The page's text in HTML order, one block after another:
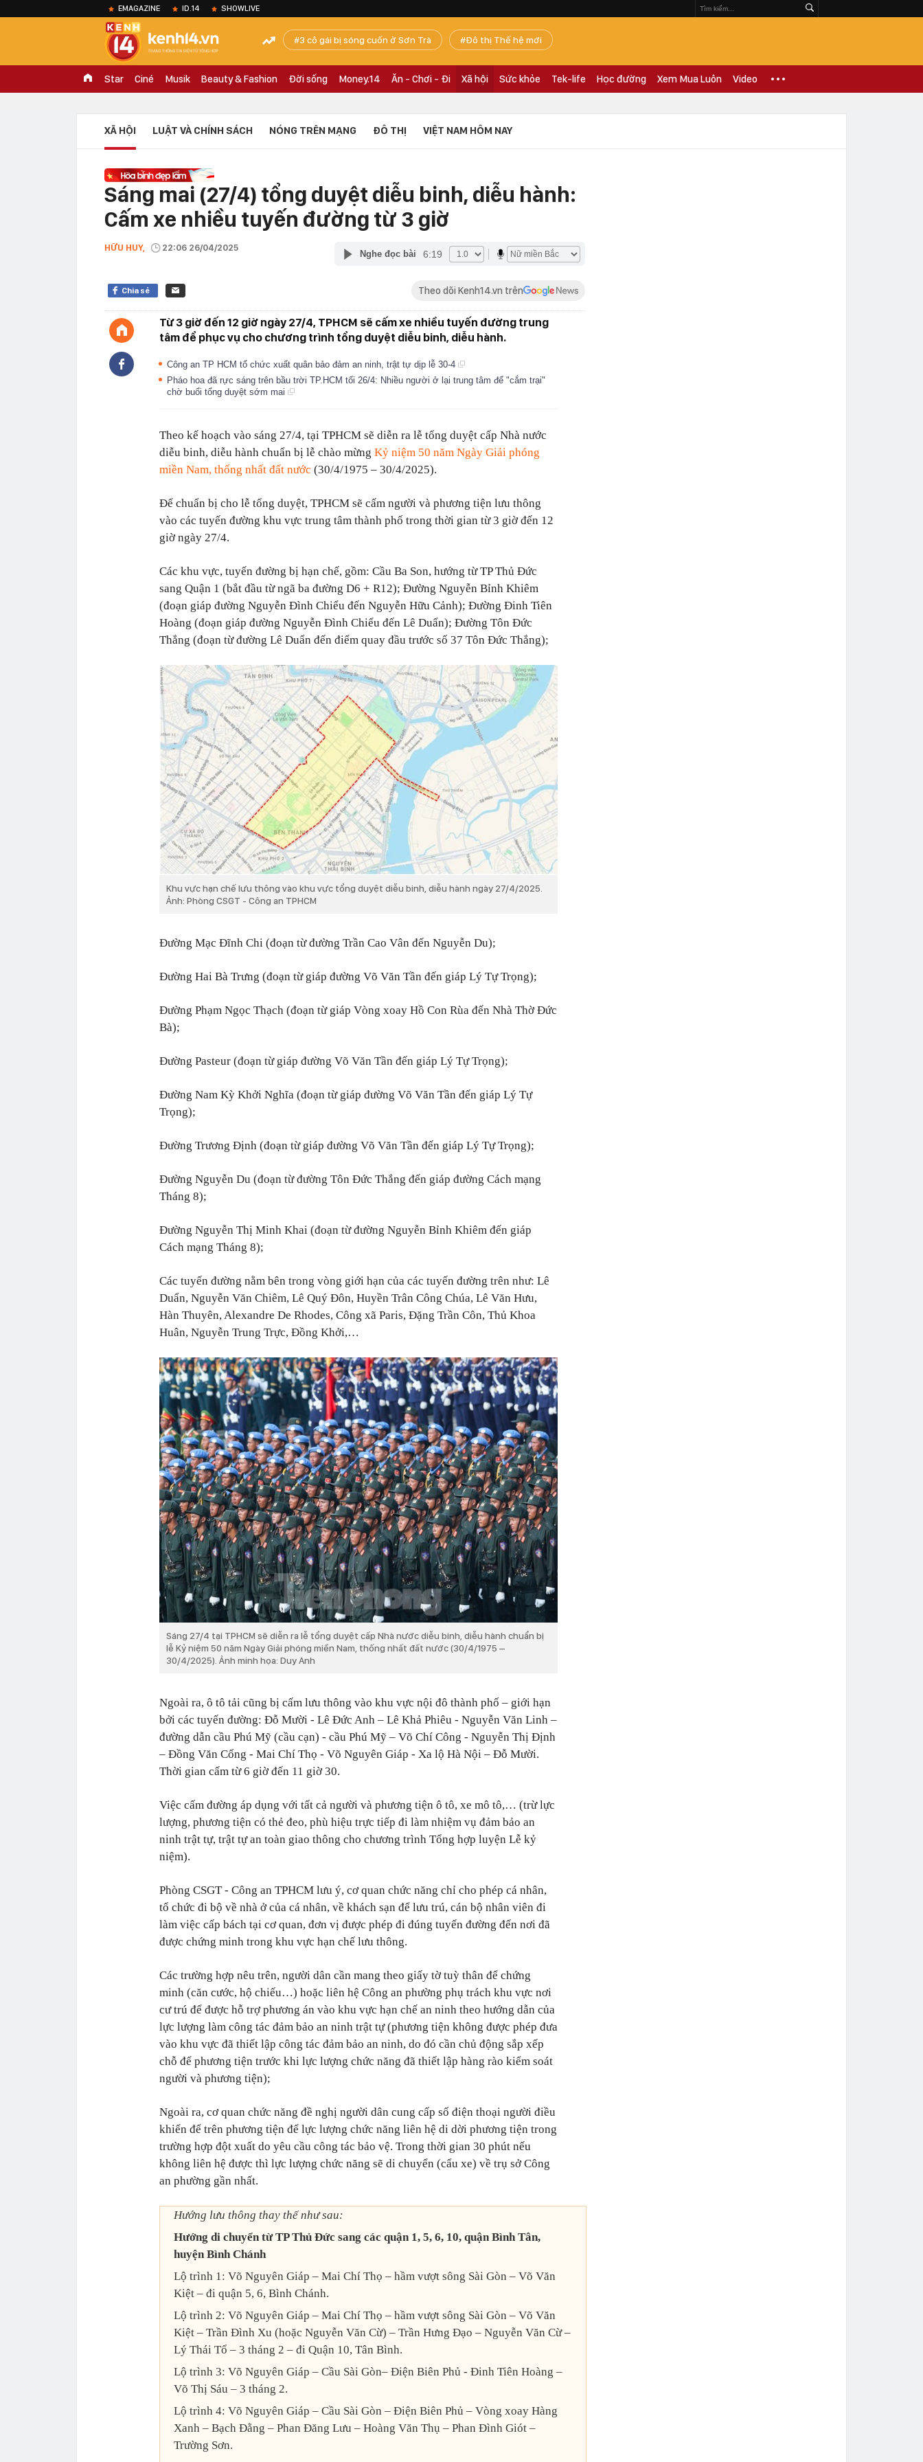
EMAGAZINE ID.14 SHOWLIVE
3 cô gái bị sóng cuốn ở Sơn Trà Đô thị Thế hệ mới
Star Ciné Musik Beauty & Fashion Đời sống Money.14 Ăn - Chơi - Đi Xã hội Sức khỏe Tek-life Học đường Xem Mua Luôn Video
XÃ HỘI LUẬT VÀ CHÍNH SÁCH NÓNG TRÊN MẠNG ĐÔ THỊ VIỆT NAM HÔM NAY
Sáng mai (27/4) tổng duyệt diễu binh, diễu hành:
Cấm xe nhiều tuyến đường từ 3 giờ
HỮU HUY, 22:06 26/04/2025
Nghe đọc bài 6:19
Chia sẻ Theo dõi Kenh14.vn trên
Từ 3 giờ đến 12 giờ ngày 27/4, TPHCM sẽ cấm xe nhiều tuyến đường trung
tâm để phục vụ cho chương trình tổng duyệt diễu binh, diễu hành.
Công an TP HCM tổ chức xuất quân bảo đảm an ninh, trật tự dịp lễ 30-4
Pháo hoa đã rực sáng trên bầu trời TP.HCM tối 26/4: Nhiều người ở lại trung tâm để "cắm trại"
chờ buổi tổng duyệt sớm mai
Theo kế hoạch vào sáng 27/4, tại TPHCM sẽ diễn ra lễ tổng duyệt cấp Nhà nước
diễu binh, diễu hành chuẩn bị lễ chào mừng Kỷ niệm 50 năm Ngày Giải phóng
miền Nam, thống nhất đất nước (30/4/1975 – 30/4/2025).
Để chuẩn bị cho lễ tổng duyệt, TPHCM sẽ cấm người và phương tiện lưu thông
vào các tuyến đường khu vực trung tâm thành phố trong thời gian từ 3 giờ đến 12
giờ ngày 27/4.
Các khu vực, tuyến đường bị hạn chế, gồm: Cầu Ba Son, hướng từ TP Thủ Đức
sang Quận 1 (bắt đầu từ ngã ba đường D6 + R12); Đường Nguyễn Bỉnh Khiêm
(đoạn giáp đường Nguyễn Đình Chiểu đến Nguyễn Hữu Cảnh); Đường Đinh Tiên
Hoàng (đoạn giáp đường Nguyễn Đình Chiểu đến Lê Duẩn); Đường Tôn Đức
Thắng (đoạn từ đường Lê Duẩn đến điểm quay đầu trước số 37 Tôn Đức Thắng);
Khu vực hạn chế lưu thông vào khu vực tổng duyệt diễu binh, diễu hành ngày 27/4/2025.
Ảnh: Phòng CSGT - Công an TPHCM
Đường Mạc Đĩnh Chi (đoạn từ đường Trần Cao Vân đến Nguyễn Du);
Đường Hai Bà Trưng (đoạn từ giáp đường Võ Văn Tần đến giáp Lý Tự Trọng);
Đường Phạm Ngọc Thạch (đoạn từ giáp Vòng xoay Hồ Con Rùa đến Nhà Thờ Đức
Bà);
Đường Pasteur (đoạn từ giáp đường Võ Văn Tần đến giáp Lý Tự Trọng);
Đường Nam Kỳ Khởi Nghĩa (đoạn từ giáp đường Võ Văn Tần đến giáp Lý Tự
Trọng);
Đường Trương Định (đoạn từ giáp đường Võ Văn Tần đến giáp Lý Tự Trọng);
Đường Nguyễn Du (đoạn từ đường Tôn Đức Thắng đến giáp đường Cách mạng
Tháng 8);
Đường Nguyễn Thị Minh Khai (đoạn từ đường Nguyễn Bỉnh Khiêm đến giáp
Cách mạng Tháng 8);
Các tuyến đường nằm bên trong vòng giới hạn của các tuyến đường trên như: Lê
Duẩn, Nguyễn Văn Chiêm, Lê Quý Đôn, Huyền Trân Công Chúa, Lê Văn Hưu,
Hàn Thuyên, Alexandre De Rhodes, Công xã Paris, Đặng Trần Côn, Thủ Khoa
Huân, Nguyễn Trung Trực, Đồng Khởi,…
Sáng 27/4 tại TPHCM sẽ diễn ra lễ tổng duyệt cấp Nhà nước diễu binh, diễu hành chuẩn bị
lễ Kỷ niệm 50 năm Ngày Giải phóng miền Nam, thống nhất đất nước (30/4/1975 –
30/4/2025). Ảnh minh họa: Duy Anh
Ngoài ra, ô tô tải cũng bị cấm lưu thông vào khu vực nội đô thành phố – giới hạn
bởi các tuyến đường: Đỗ Mười - Lê Đức Anh – Lê Khả Phiêu - Nguyễn Văn Linh –
đường dẫn cầu Phú Mỹ (cầu cạn) - cầu Phú Mỹ – Võ Chí Công - Nguyễn Thị Định
– Đồng Văn Cống - Mai Chí Thọ - Võ Nguyên Giáp - Xa lộ Hà Nội – Đỗ Mười.
Thời gian cấm từ 6 giờ đến 11 giờ 30.
Việc cấm đường áp dụng với tất cả người và phương tiện ô tô, xe mô tô,… (trừ lực
lượng, phương tiện có thẻ đeo, phù hiệu trực tiếp đi làm nhiệm vụ đảm bảo an
ninh trật tự, trật tự an toàn giao thông cho chương trình Tổng hợp luyện Lễ kỷ
niệm).
Phòng CSGT - Công an TPHCM lưu ý, cơ quan chức năng chỉ cho phép cá nhân,
tổ chức đi bộ về nhà ở của cá nhân, về khách sạn để lưu trú, cán bộ nhân viên đi
làm việc cấp bách tại cơ quan, đơn vị được phép đi đúng tuyến đường đến nơi đã
được chứng minh trong khu vực hạn chế lưu thông.
Các trường hợp nêu trên, người dân cần mang theo giấy tờ tuỳ thân để chứng
minh (căn cước, hộ chiếu…) hoặc liên hệ Công an phường phụ trách khu vực nơi
cư trú để được hỗ trợ phương án vào khu vực hạn chế an ninh theo hướng dẫn của
lực lượng làm công tác đảm bảo an ninh trật tự (phương tiện không được phép đưa
vào khu vực đã thiết lập công tác đảm bảo an ninh, do đó cần chủ động sắp xếp
chỗ để phương tiện trước khi lực lượng chức năng đã thiết lập hàng rào kiểm soát
người và phương tiện);
Ngoài ra, cơ quan chức năng đề nghị người dân cung cấp số điện thoại người điều
khiển để trên phương tiện để lực lượng chức năng liên hệ di dời phương tiện trong
trường hợp đột xuất do yêu cầu công tác bảo vệ. Trong thời gian 30 phút nếu
không liên hệ được thì lực lượng chức năng sẽ di chuyển (cẩu xe) về trụ sở Công
an phường gần nhất.
Hướng lưu thông thay thế như sau:
Hướng di chuyển từ TP Thủ Đức sang các quận 1, 5, 6, 10, quận Bình Tân,
huyện Bình Chánh
Lộ trình 1: Võ Nguyên Giáp – Mai Chí Thọ – hầm vượt sông Sài Gòn – Võ Văn
Kiệt – đi quận 5, 6, Bình Chánh.
Lộ trình 2: Võ Nguyên Giáp – Mai Chí Thọ – hầm vượt sông Sài Gòn – Võ Văn
Kiệt – Trần Đình Xu (hoặc Nguyễn Văn Cừ) – Trần Hưng Đạo – Nguyễn Văn Cừ –
Lý Thái Tổ – 3 tháng 2 – đi Quận 10, Tân Bình.
Lộ trình 3: Võ Nguyên Giáp – Cầu Sài Gòn– Điện Biên Phủ - Đinh Tiên Hoàng –
Võ Thị Sáu – 3 tháng 2.
Lộ trình 4: Võ Nguyên Giáp – Cầu Sài Gòn – Điện Biên Phủ – Vòng xoay Hàng
Xanh – Bạch Đằng – Phan Đăng Lưu – Hoàng Văn Thụ – Phan Đình Giót –
Trường Sơn.